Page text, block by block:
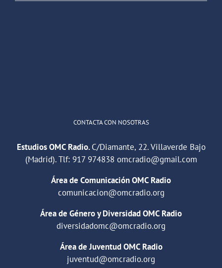
CONTACTA CON NOSOTRAS
Estudios OMC Radio.C/Diamante, 22. Villaverde Bajo
(Madrid). Tlf: 917 974838 omcradio@gmail.com
Área de Comunicación OMC Radio
comunicacion@omcradio.org
Área de Género y Diversidad OMC Radio
diversidadomc@omcradio.org
Área de Juventud OMC Radio
juventud@omcradio.org